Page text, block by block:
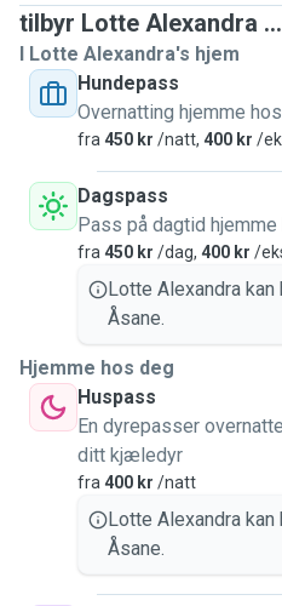
tilbyr Lotte Alexandra ...
I Lotte Alexandra's hjem
Hundepass
Overnatting hjemme
fra 450 kr /natt, 400 kr /
Dagspass
Pass på dagtid
fra 450 kr /dag, 400 kr /
Lotte Alexandra
Åsane.
Hjemme hos deg
Huspass
En dyrepasser
ditt kjæledyr
fra 400 kr /natt
Lotte Alexandra
Åsane.